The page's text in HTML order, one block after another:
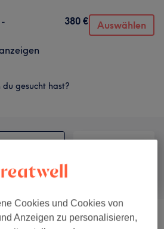
380 € Auswählen
gesucht hast?
Gesicht
( 13) ab 60 €
Cookies und Cookies von
Anzeigen zu personalisieren,